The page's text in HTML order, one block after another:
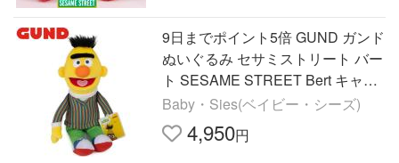
9日までポイント5倍 GUND ガンド
ぬいぐるみ セサミストリート バー
ト SESAME STREET Bert キャラ
クター 人気 ブランド ギフト 贈り
物 プレゼントに最適
Baby・Sies(ベイビー・シーズ)
4,950円